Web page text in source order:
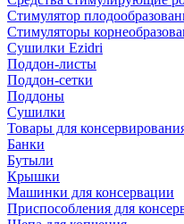
Стимулятор
Стимуляторы
Сушилки Ezidri
Поддон-листы
Поддон-сетки
Поддоны
Сушилки
Товары для
Банки
Бутыли
Крышки
Машинки для консервации
Приспособления для